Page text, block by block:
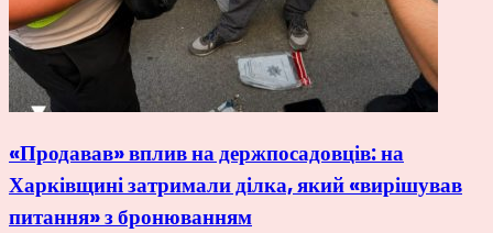
«Продавав» вплив на держпосадовців: на
Харківщині затримали ділка, який «вирішував
питання» з бронюванням